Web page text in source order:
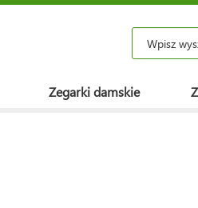
Zegarki damskie